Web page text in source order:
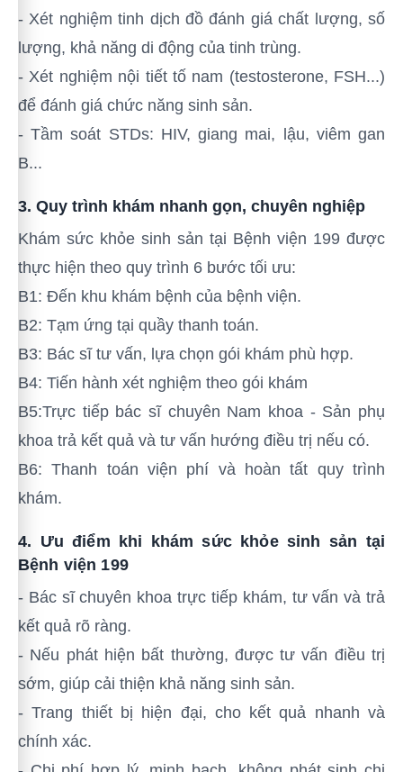
- Xét nghiệm tinh dịch đồ đánh giá chất lượng, số
lượng, khả năng di động của tinh trùng.
- Xét nghiệm nội tiết tố nam (testosterone, FSH...)
để đánh giá chức năng sinh sản.
- Tầm soát STDs: HIV, giang mai, lậu, viêm gan
B...
3. Quy trình khám nhanh gọn, chuyên nghiệp
Khám sức khỏe sinh sản tại Bệnh viện 199 được
thực hiện theo quy trình 6 bước tối ưu:
B1: Đến khu khám bệnh của bệnh viện.
B2: Tạm ứng tại quầy thanh toán.
B3: Bác sĩ tư vấn, lựa chọn gói khám phù hợp.
B4: Tiến hành xét nghiệm theo gói khám
B5:Trực tiếp bác sĩ chuyên Nam khoa - Sản phụ
khoa trả kết quả và tư vấn hướng điều trị nếu có.
B6: Thanh toán viện phí và hoàn tất quy trình
khám.
4. Ưu điểm khi khám sức khỏe sinh sản tại
Bệnh viện 199
- Bác sĩ chuyên khoa trực tiếp khám, tư vấn và trả
kết quả rõ ràng.
- Nếu phát hiện bất thường, được tư vấn điều trị
sớm, giúp cải thiện khả năng sinh sản.
- Trang thiết bị hiện đại, cho kết quả nhanh và
chính xác.